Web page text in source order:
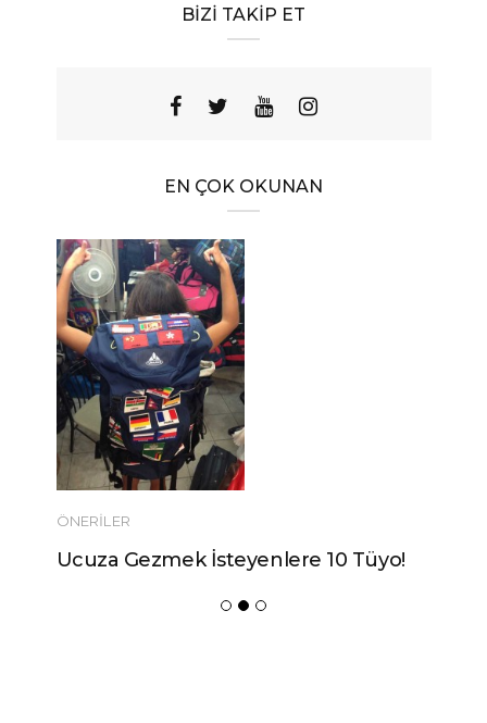
BIZI TAKIP ET
EN ÇOK OKUNAN
ÖNERILER
Ucuza Gezmek İsteyenlere 10 Tüyo!